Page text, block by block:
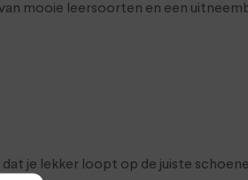
mooie leersoorten en een
je lekker loopt op de juiste